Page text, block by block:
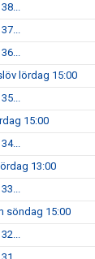
lördag 15:00
15:00
13:00
söndag 15:00